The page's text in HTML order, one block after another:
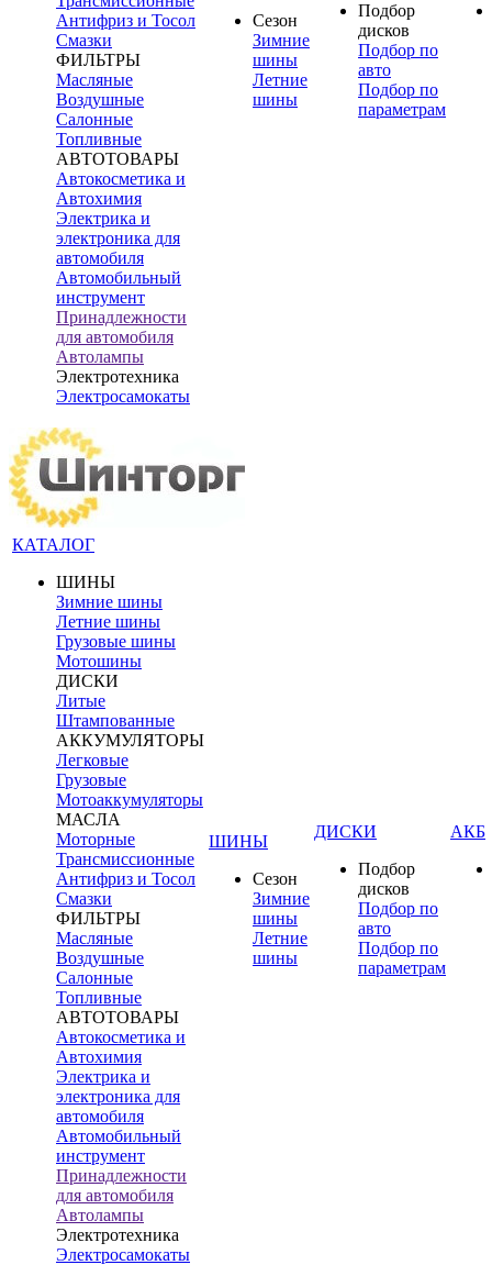
Антифриз и Тосол
Смазки
ФИЛЬТРЫ
Масляные
Воздушные
Салонные
Топливные
АВТОТОВАРЫ
Автокосметика и
Автохимия
Электрика и
электроника для
автомобиля
Автомобильный
инструмент
Принадлежности
для автомобиля
Автолампы
Электротехника
Электросамокаты
Сезон
Зимние
шины
Летние
шины
Подбор
дисков
Подбор по
авто
Подбор по
параметрам
КАТАЛОГ
ШИНЫ
Зимние шины
Летние шины
Грузовые шины
Мотошины
ДИСКИ
Литые
Штампованные
АККУМУЛЯТОРЫ
Легковые
Грузовые
Мотоаккумуляторы
МАСЛА
Моторные
Трансмиссионные
Антифриз и Тосол
Смазки
ФИЛЬТРЫ
Масляные
Воздушные
Салонные
Топливные
АВТОТОВАРЫ
Автокосметика и
Автохимия
Электрика и
электроника для
автомобиля
Автомобильный
инструмент
Принадлежности
для автомобиля
Автолампы
Электротехника
Электросамокаты
ШИНЫ
Сезон
Зимние
шины
Летние
шины
ДИСКИ
Подбор
дисков
Подбор по
авто
Подбор по
параметрам
АКБ